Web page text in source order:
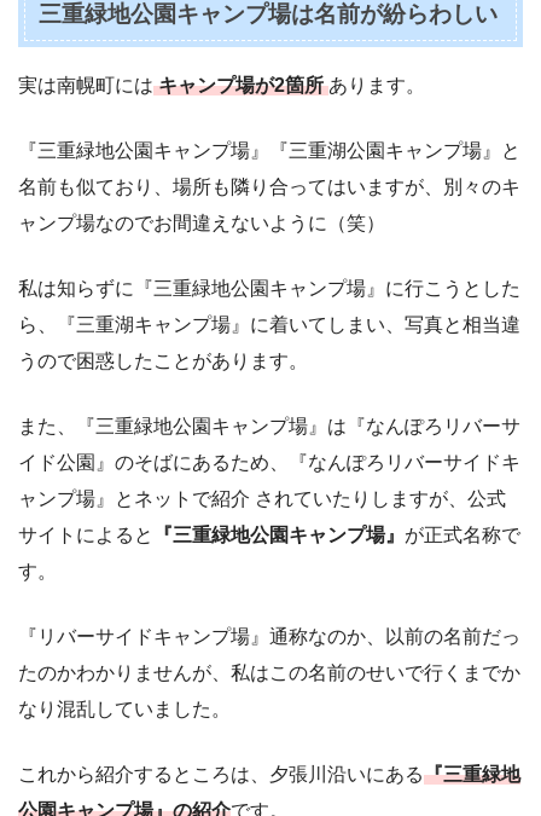
三重緑地公園キャンプ場は名前が紛らわしい
実は南幌町にはキャンプ場が2箇所あります。
『三重緑地公園キャンプ場』『三重湖公園キャンプ場』と
名前も似ており、場所も隣り合ってはいますが、別々のキ
ャンプ場なのでお間違えないように（笑）
私は知らずに『三重緑地公園キャンプ場』に行こうとした
ら、『三重湖キャンプ場』に着いてしまい、写真と相当違
うので困惑したことがあります。
また、『三重緑地公園キャンプ場』は『なんぽろリバーサ
イド公園』のそばにあるため、『なんぽろリバーサイドキ
ャンプ場』とネットで紹介 されていたりしますが、公式
サイトによると
『三重緑地公園キャンプ場』 が正式名称で
す。
『リバーサイドキャンプ場』通称なのか、以前の名前だっ
たのかわかりませんが、私はこの名前のせいで行くまでか
なり混乱していました。
これから紹介するところは、夕張川沿いにある『三重緑地
公園キャンプ場』の紹介です。